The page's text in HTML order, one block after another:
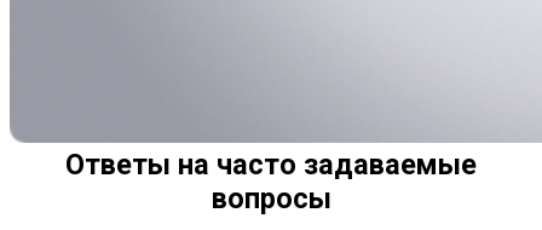
Ответы на часто задаваемые
вопросы